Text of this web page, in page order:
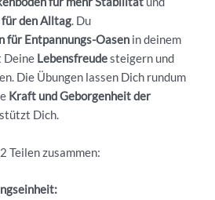
den Alltag. Du
für Entpannungs-Oasen in deinem
Deine Lebensfreudesteigern und
Die Übungen lassen Dich rundum
Kraft und Geborgenheit der
Dich.
Teilen zusammen: